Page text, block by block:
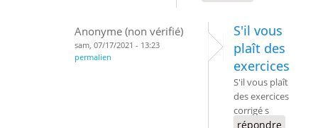
Anonyme (non vérifié)
sam, 07/17/2021 - 13:23
permalien
S'il vous
plaît des
exercices
S'il vous plaît
des exercices
corrigé s
répondre